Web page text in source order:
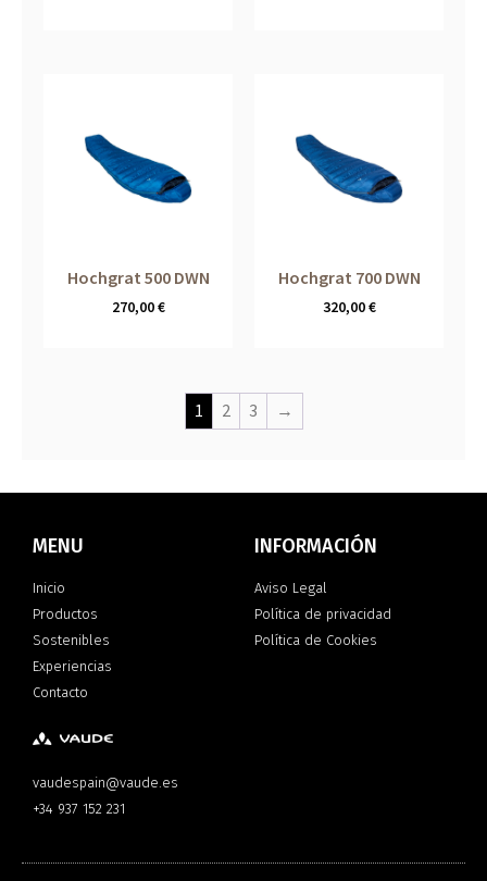
Hochgrat 500 DWN
270,00€
Hochgrat 700 DWN
320,00€
1 2 3 →
MENU
Inicio
Productos
Sostenibles
Experiencias
Contacto
INFORMACIÓN
Aviso Legal
Política de privacidad
Política de Cookies
vaudespain@vaude.es
+34 937 152 231